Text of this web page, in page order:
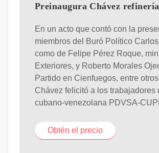
Preinaugura Chávez
En un acto que contó con la
miembros del Buró Político
como de Felipe Pérez Roque,
Exteriores, y Roberto Morales
Partido en Cienfuegos, entre
Chávez felicitó a los trabajadores
cubano-venezolana PDVSA-
Obtén el precio